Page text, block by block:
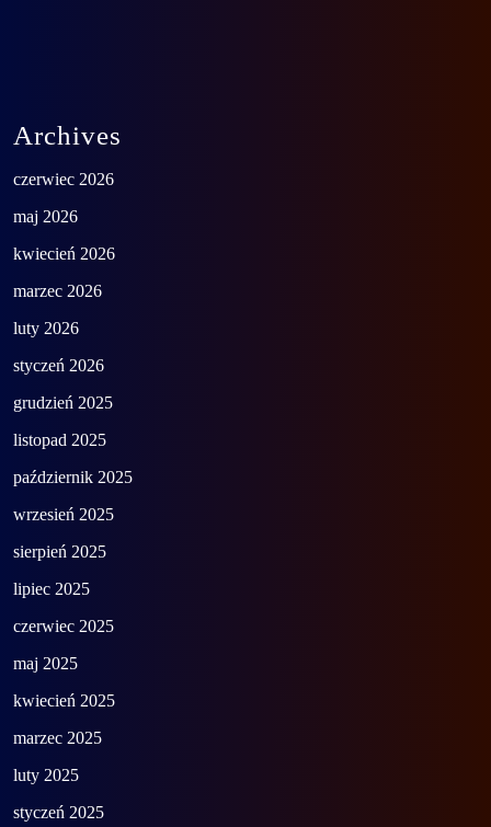
Archives
czerwiec 2026
maj 2026
kwiecień 2026
marzec 2026
luty 2026
styczeń 2026
grudzień 2025
listopad 2025
październik 2025
wrzesień 2025
sierpień 2025
lipiec 2025
czerwiec 2025
maj 2025
kwiecień 2025
marzec 2025
luty 2025
styczeń 2025